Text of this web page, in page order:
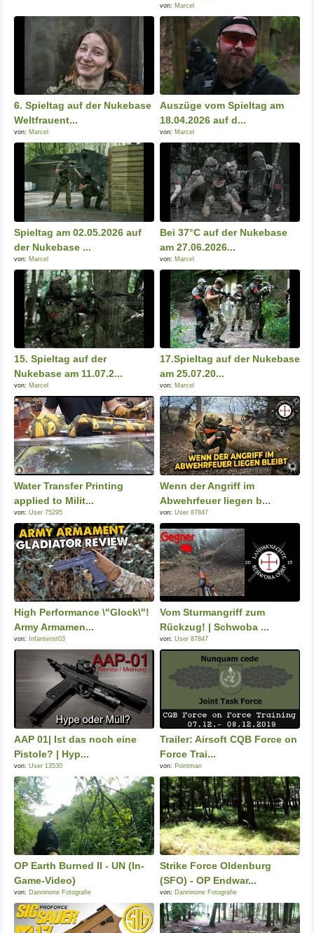
von: Marcel
6. Spieltag auf der Nukebase
Weltfrauent...
von: Marcel
Auszüge vom Spieltag am
18.04.2026 auf d...
von: Marcel
Spieltag am 02.05.2026 auf
der Nukebase ...
von: Marcel
Bei 37°C auf der Nukebase
am 27.06.2026...
von: Marcel
15. Spieltag auf der
Nukebase am 11.07.2...
von: Marcel
17.Spieltag auf der Nukebase
am 25.07.20...
von: Marcel
Water Transfer Printing
applied to Milit...
von: User 75295
Wenn der Angriff im
Abwehrfeuer liegen b...
von: User 87847
High Performance \"Glock\"!
Army Armamen...
von: Infanterist03
Vom Sturmangriff zum
Rückzug! | Schwoba ...
von: User 87847
AAP 01| Ist das noch eine
Pistole? | Hyp...
von: User 13530
Trailer: Airsoft CQB Force on
Force Trai...
von: Pointman
OP Earth Burned II - UN (In-
Game-Video)
von: Danninone Fotografie
Strike Force Oldenburg
(SFO) - OP Endwar...
von: Danninone Fotografie